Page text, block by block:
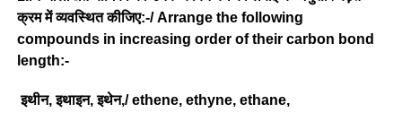
क्रम में व्यवस्थित कीजिए:-/ Arrange the following
compounds in increasing order of their carbon bond
length:-
इथीन, इथाइन, इथेन,/ ethene, ethyne, ethane,